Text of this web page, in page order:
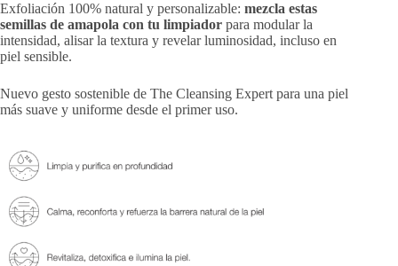
Exfoliación 100% natural y personalizable: mezcla estas
semillas de amapola con tu limpiador para modular la
intensidad, alisar la textura y revelar luminosidad, incluso en
piel sensible.
Nuevo gesto sostenible de The Cleansing Expert para una piel
más suave y uniforme desde el primer uso.